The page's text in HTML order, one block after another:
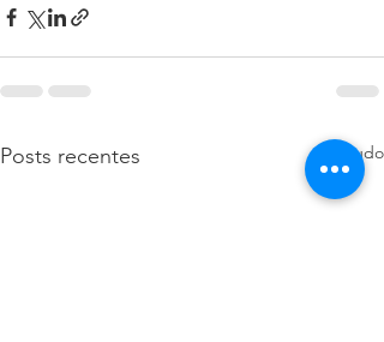
Posts recentes Ver tudo